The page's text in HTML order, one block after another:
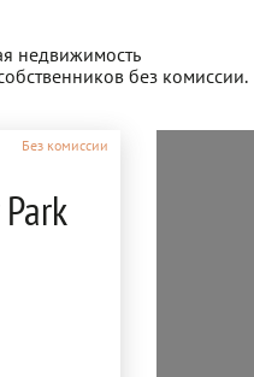
недвижимость
без комиссии.
Без комиссии